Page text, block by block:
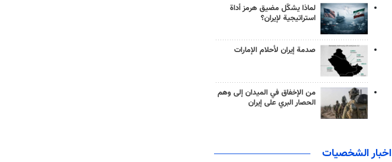
لماذا يشكّل مضيق هرمز أداة
استراتيجية لإيران؟
صدمة إيران لأحلام الإمارات
من الإخفاق في الميدان إلى وهم
الحصار البري على إيران
اخبار الشخصيات